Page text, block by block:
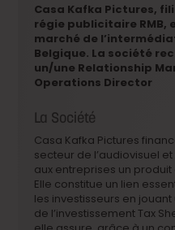
Casa Kafka Pictures,
régie publicitaire RMB,
marché de
Belgique. La société
un/une Relationship
Operations Director
La Société
Casa Kafka Pictures
secteur de l’audiovisuel
aux entreprises un
Elle constitue un lien
les investisseurs en
de l’investissement Tax